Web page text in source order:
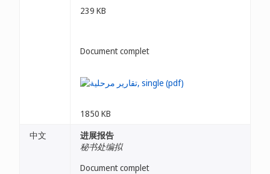
239 KB
Document complet
1850 KB
中文
进展报告
秘书处编拟
Document complet